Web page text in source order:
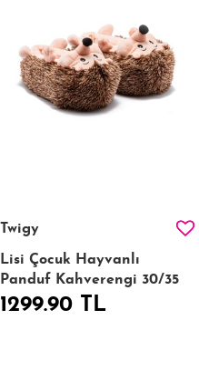
Twigy
Lisi Çocuk Hayvanlı
Panduf Kahverengi 30/35
1299.90 TL